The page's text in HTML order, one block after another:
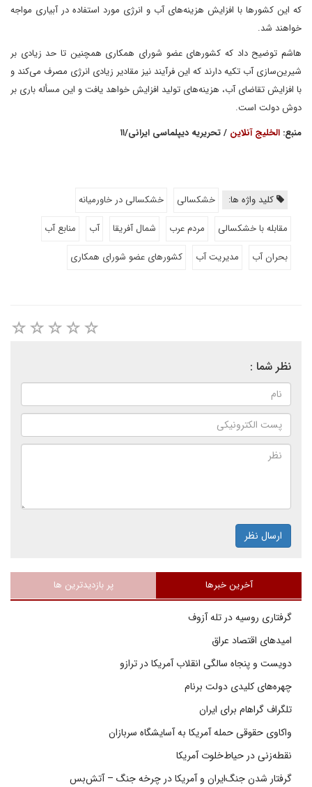
که این کشورها با افزایش هزینه‌های آب و انرژی مورد استفاده در آبیاری مواجه
خواهند شد.
هاشم توضیح داد که کشورهای عضو شورای همکاری همچنین تا حد زیادی بر
شیرین‌سازی آب تکیه دارند که این فرآیند نیز مقادیر زیادی انرژی مصرف می‌کند و
با افزایش تقاضای آب، هزینه‌های تولید افزایش خواهد یافت و این مسأله باری بر
دوش دولت است.
منبع: الخلیج آنلاین / تحریریه دیپلماسی ایرانی/۱۱
کلید واژه ها: خشکسالی
خشکسالی در خاورمیانه
مقابله با خشکسالی
مردم عرب شمال آفریقا آب
منابع آب
بحران آب
مدیریت آب کشورهای عضو شورای همکاری
نظر شما :
ارسال نظر
آخرین خبرها پر بازدیدترین ها
گرفتاری روسیه در تله آزوف
امیدهای اقتصاد عراق
دویست و پنجاه سالگی انقلاب آمریکا در ترازو
چهره‌های کلیدی دولت برنام
تلگراف گراهام برای ایران
واکاوی حقوقی حمله آمریکا به آسایشگاه سربازان
نقطه‌زنی در حیاط‌خلوت آمریکا
گرفتار شدن جنگ‌ایران و آمریکا در چرخه جنگ – آتش‌بس